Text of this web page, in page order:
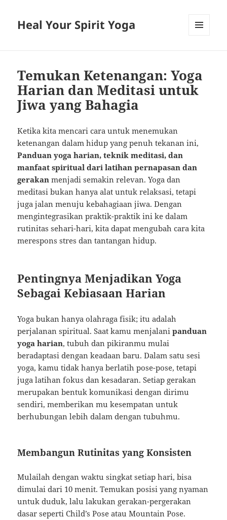
Heal Your Spirit Yoga
Temukan Ketenangan: Yoga
Harian dan Meditasi untuk
Jiwa yang Bahagia
Ketika kita mencari cara untuk menemukan
ketenangan dalam hidup yang penuh tekanan ini,
Panduan yoga harian, teknik meditasi, dan
manfaat spiritual dari latihan pernapasan dan
gerakan menjadi semakin relevan. Yoga dan
meditasi bukan hanya alat untuk relaksasi, tetapi
juga jalan menuju kebahagiaan jiwa. Dengan
mengintegrasikan praktik-praktik ini ke dalam
rutinitas sehari-hari, kita dapat mengubah cara kita
merespons stres dan tantangan hidup.
Pentingnya Menjadikan Yoga
Sebagai Kebiasaan Harian
Yoga bukan hanya olahraga fisik; itu adalah
perjalanan spiritual. Saat kamu menjalanipanduan
yoga harian, tubuh dan pikiranmu mulai
beradaptasi dengan keadaan baru. Dalam satu sesi
yoga, kamu tidak hanya berlatih pose-pose, tetapi
juga latihan fokus dan kesadaran. Setiap gerakan
merupakan bentuk komunikasi dengan dirimu
sendiri, memberikan mu kesempatan untuk
berhubungan lebih dalam dengan tubuhmu.
Membangun Rutinitas yang Konsisten
Mulailah dengan waktu singkat setiap hari, bisa
dimulai dari 10 menit. Temukan posisi yang nyaman
untuk duduk, lalu lakukan gerakan-pergerakan
dasar seperti Child’s Pose atau Mountain Pose.